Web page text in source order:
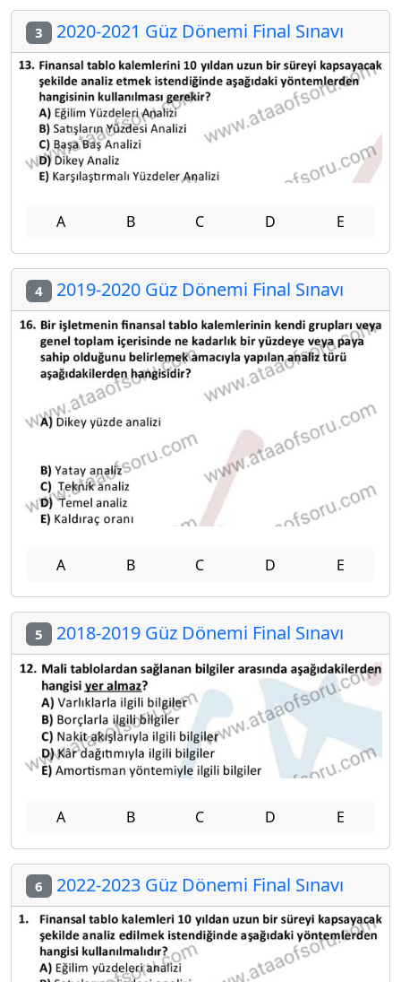
3 2020-2021 Güz Dönemi Final Sınavı
A B C D E
4 2019-2020 Güz Dönemi Final Sınavı
A B C D E
5 2018-2019 Güz Dönemi Final Sınavı
A B C D E
6 2022-2023 Güz Dönemi Final Sınavı